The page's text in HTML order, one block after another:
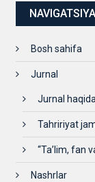
NAVIGATSIYA
Bosh sahifa
Jurnal
Jurnal haqida
Tahririyat
“Ta’lim, fan
Nashrlar